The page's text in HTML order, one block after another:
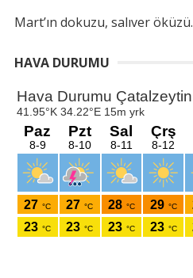
Mart’ın dokuzu, salıver öküzü.
HAVA DURUMU